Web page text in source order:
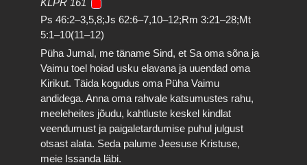
KLPR 161
Ps 46:2–3,5,8;Js 62:6–7,10–12;Rm 3:21–28;Mt
5:1–10(11–12)
Püha Jumal, me täname Sind, et Sa oma sõna ja
Vaimu toel hoiad usku elavana ja uuendad oma
Kirikut. Täida kogudus oma Püha Vaimu
andidega. Anna oma rahvale katsumustes rahu,
meeleheites jõudu, kahtluste keskel kindlat
veendumust ja paigaletardumise puhul julgust
otsast alata. Seda palume Jeesuse Kristuse,
meie Issanda läbi.